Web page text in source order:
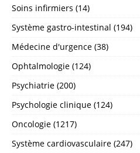
Soins infirmiers (14)
Système gastro-intestinal (194)
Médecine d'urgence (38)
Ophtalmologie (124)
Psychiatrie (200)
Psychologie clinique (124)
Oncologie (1217)
Système cardiovasculaire (247)